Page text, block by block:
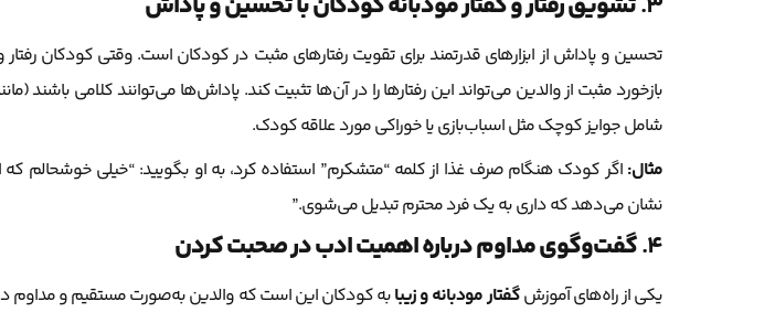
تحسین و پاداش از ابزارهای قدرتمند برای تقویت رفتارهای مثبت در کودکان است. وقتی کودکان
بازخورد مثبت از والدین می‌تواند این رفتارها را در آن‌ها تثبیت کند. پاداش‌ها می‌توانند کلامی باشند
شامل جوایز کوچک مثل اسباب‌بازی یا خوراکی مورد علاقه کودک.
مثال:اگر کودک هنگام صرف غذا از کلمه “متشکرم” استفاده کرد، به او بگویید: “خیلی خوشحالم
نشان می‌دهد که داری به یک فرد محترم تبدیل می‌شوی.”
4. گفت‌وگوی مداوم درباره اهمیت ادب در صحبت کردن
یکی از راه‌های آموزشگفتار مودبانه و زیبابه کودکان این است که والدین به‌صورت مستقیم و مداوم